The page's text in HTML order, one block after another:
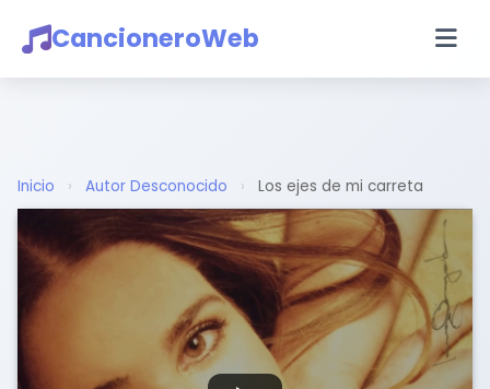
CancioneroWeb
Inicio › Autor Desconocido › Los ejes de mi carreta